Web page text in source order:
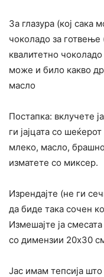
За глазура (кој сака
чоколадо за готвење
квалитетно
може и било какво
масло
Постапка: вклучете
ги јајцата со
млеко, масло,
изматете со миксер.
Изрендајте (не ги
да биде така сочен
Измешајте ја
со димензии 20х30
Јас имам тепсија